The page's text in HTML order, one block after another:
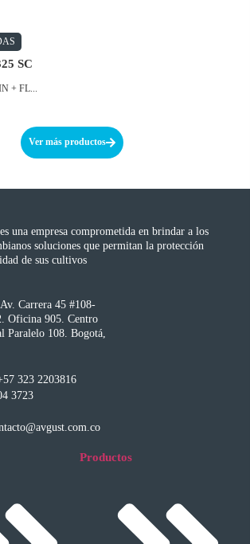
SC
+ FL...
Ver más productos
una empresa comprometida en brindar a los
soluciones que permitan la protección
de sus cultivos
Carrera 45 #108-
Oficina 905. Centro
Paralelo 108. Bogotá,
323 2203816
3723
Productos